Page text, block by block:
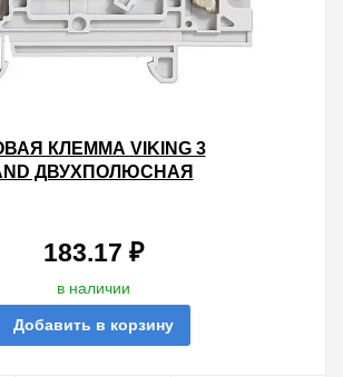
КЛЕММА VIKING 3
ДВУХПОЛЮСНАЯ
183.17 ₽
в наличии
Добавить в корзину